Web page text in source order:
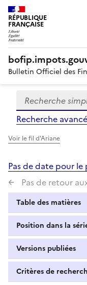
RÉPUBLIQUE
FRANÇAISE
Bulletin Officiel des
Formulaire
de
recherche
Recherche
Recherche
Voir le fil d'Ariane
Pas de date pour le
Pas de retour
Table des matières
Position dans la
Versions publiées
Critères de